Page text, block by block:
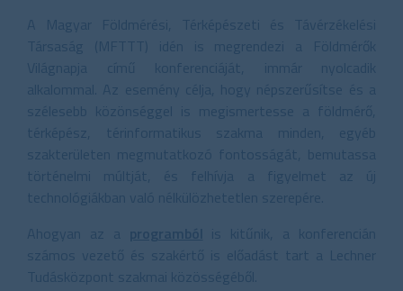
A Magyar Földmérési, Térképészeti és Távérzékelési
Társaság (MFTTT) idén is megrendezi a Földmérők
Világnapja című konferenciáját, immár nyolcadik
alkalommal. Az esemény célja, hogy népszerűsítse és a
szélesebb közönséggel is megismertesse a földmérő,
térképész, térinformatikus szakma minden, egyéb
szakterületen megmutatkozó fontosságát, bemutassa
történelmi múltját, és felhívja a figyelmet az új
technológiákban való nélkülözhetetlen szerepére.
Ahogyan az a programból is kitűnik, a konferencián
számos vezető és szakértő is előadást tart a Lechner
Tudásközpont szakmai közösségéből.